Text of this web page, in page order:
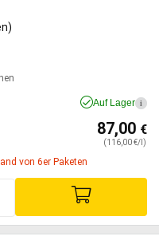
Auf Lager i
87,00 €
(116,00 €/l)
von 6er Paketen